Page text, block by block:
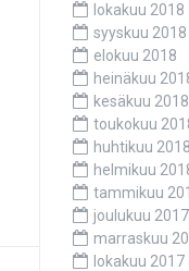
lokakuu 2018
syyskuu 2018
elokuu 2018
heinäkuu
kesäkuu 2018
toukokuu
huhtikuu 2018
helmikuu
tammikuu
joulukuu 2017
marraskuu
lokakuu 2017